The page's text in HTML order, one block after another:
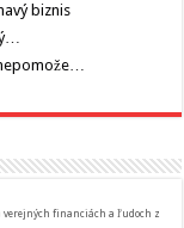
biznis
financiách a ľudoch z